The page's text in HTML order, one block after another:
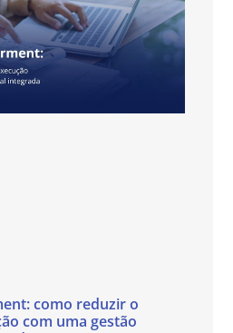
como reduzir o
com uma gestão